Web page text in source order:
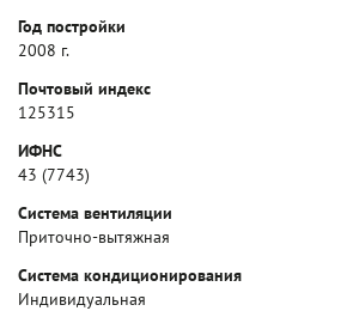
Год постройки
2008 г.
Почтовый индекс
125315
ИФНС
43 (7743)
Система вентиляции
Приточно-вытяжная
Система кондиционирования
Индивидуальная